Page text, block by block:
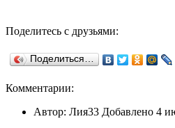
Поделитесь с друзьями:
Поделиться…
Комментарии:
Автор: Лия33 Добавлено 4